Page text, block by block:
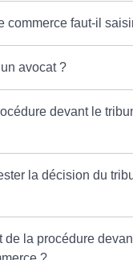
commerce faut-il
avocat ?
devant le
la décision du
de la procédure